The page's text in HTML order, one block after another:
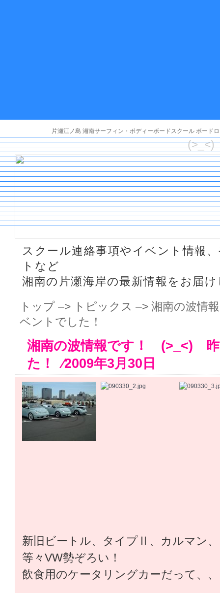
片瀬江ノ島 湘南サーフィン・ボディーボードスクール ボード
(>_<)
スクール連絡事項やイベント情報
トなど
湘南の片瀬海岸の最新情報をお届
トップ –> トピックス –> 湘南の波情
ベントでした！
湘南の波情報です！ (>_<) 昨
た！ ⁄2009年3月30日
新旧ビートル、タイプⅡ、カルマン、
等々VW勢ぞろい！
飲食用のケータリングカーだって、